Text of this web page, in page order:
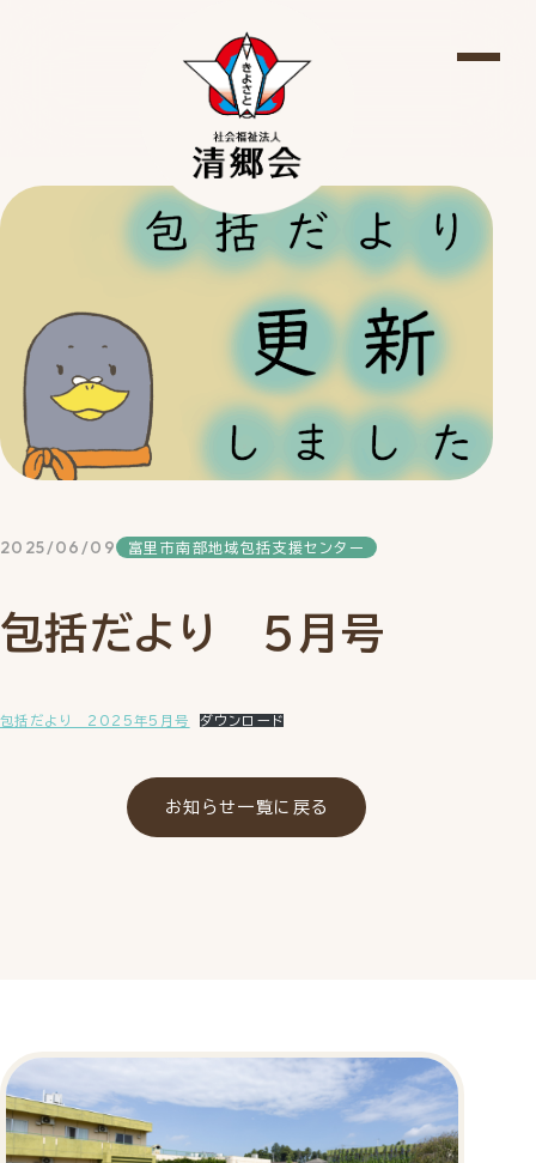
2025/06/09 富里市南部地域包括支援センター
包括だより ５月号
包括だより 2025年5月号 ダウンロード
お知らせ一覧に戻る